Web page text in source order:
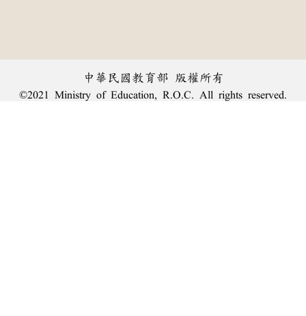
中華民國教育部 版權所有
©2021 Ministry of Education, R.O.C. All rights reserved.